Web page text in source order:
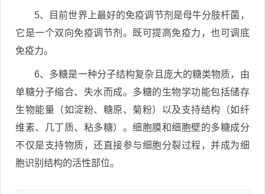
5、目前世界上最好的免疫调节剂是母牛分肢杆菌，
它是一个双向免疫调节剂。既可提高免疫力，也可调底
免疫力。
6、多糖是一种分子结构复杂且庞大的糖类物质，由
单糖分子缩合、失水而成。多糖的生物学功能包括储存
生物能量（如淀粉、糖原、菊粉）以及支持结构（如纤
维素、几丁质、粘多糖）。细胞膜和细胞壁的多糖成分
不仅是支持物质，还直接参与细胞分裂过程，并成为细
胞识别结构的活性部位。